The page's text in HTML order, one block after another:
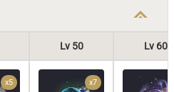
Lv 50 Lv 60
x5 x7